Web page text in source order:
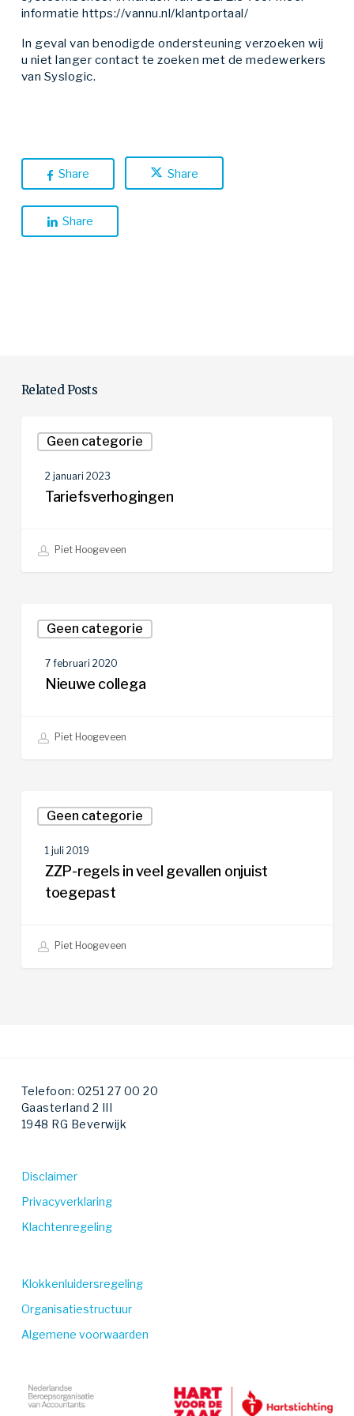
informatie https://vannu.nl/klantportaal/
In geval van benodigde ondersteuning verzoeken wij
u niet langer contact te zoeken met de medewerkers
van Syslogic.
Share Share
Share
Related Posts
Geen categorie
2 januari 2023
Tariefsverhogingen
Piet Hoogeveen
Geen categorie
collega
7 februari 2020
Nieuwe collega
Piet Hoogeveen
Geen categorie
regels
veel
gevallen
onjuist
1 juli 2019
ZZP-regels in veel gevallen onjuist
toegepast
Piet Hoogeveen
Telefoon: 0251 27 00 20
Gaasterland 2 III
1948 RG Beverwijk
Disclaimer
Privacyverklaring
Klachtenregeling
Klokkenluidersregeling
Organisatiestructuur
Algemene voorwaarden